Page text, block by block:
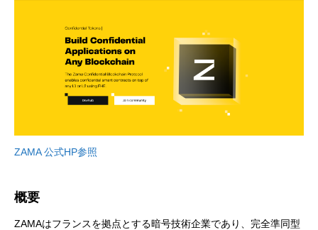
ZAMA 公式HP参照
概要
ZAMAはフランスを拠点とする暗号技術企業であり、完全準同型